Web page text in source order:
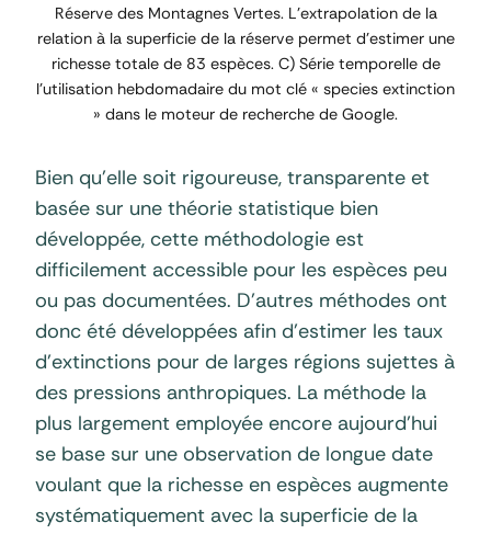
Réserve des Montagnes Vertes. L’extrapolation de la
relation à la superficie de la réserve permet d’estimer une
richesse totale de 83 espèces. C) Série temporelle de
l’utilisation hebdomadaire du mot clé « species extinction
» dans le moteur de recherche de Google.
Bien qu’elle soit rigoureuse, transparente et
basée sur une théorie statistique bien
développée, cette méthodologie est
difficilement accessible pour les espèces peu
ou pas documentées. D’autres méthodes ont
donc été développées afin d’estimer les taux
d’extinctions pour de larges régions sujettes à
des pressions anthropiques. La méthode la
plus largement employée encore aujourd’hui
se base sur une observation de longue date
voulant que la richesse en espèces augmente
systématiquement avec la superficie de la